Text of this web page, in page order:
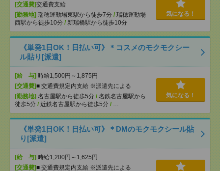
[交通費]交通費支給
[勤務地] 瑞穂運動場東駅から徒歩7分 / 瑞穂運動場
西駅から徒歩10分 / 新瑞橋駅から徒歩10分
気になる！
《単発1日OK！日払い可》＊コスメのモクモクシー
ル貼り[派遣]
[給 与] 時給1,500円～1,875円
[交通費]■ 交通費規定内支給 ※派遣先による
[勤務地] 名古屋駅から徒歩5分 / 名鉄名古屋駅から
徒歩5分 / 近鉄名古屋駅から徒歩5分 / …
気になる！
《単発1日OK！日払い可》＊DMのモクモクシール貼
り[派遣]
[給 与] 時給1,200円～1,625円
[交通費]■ 交通費規定内支給 ※派遣先による